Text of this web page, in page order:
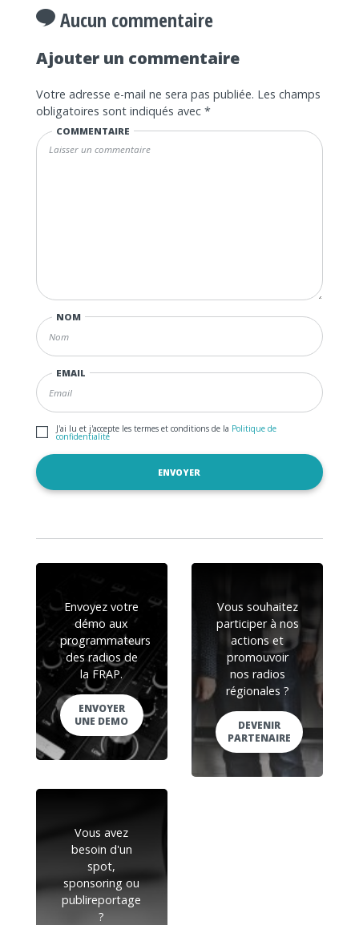
Aucun commentaire
Ajouter un commentaire
Votre adresse e-mail ne sera pas publiée. Les champs
obligatoires sont indiqués avec *
COMMENTAIRE
NOM
EMAIL
J'ai lu et j'accepte les termes et conditions de la Politique de
confidentialité
Envoyez votre
démo aux
programmateurs
des radios de
la FRAP.
ENVOYER
UNE DEMO
Vous souhaitez
participer à nos
actions et
promouvoir
nos radios
régionales ?
DEVENIR
PARTENAIRE
Vous avez
besoin d'un
spot,
sponsoring ou
publireportage
?